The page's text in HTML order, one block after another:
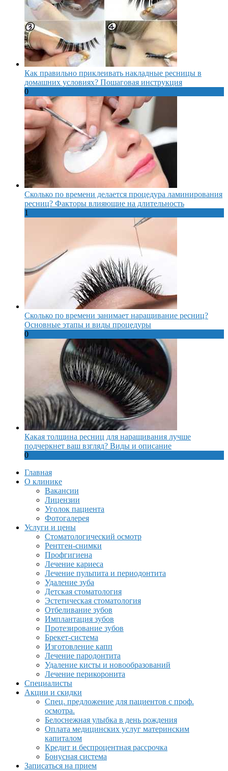
Как правильно приклеивать накладные ресницы в
домашних условиях? Пошаговая инструкция
0
Сколько по времени делается процедура ламинирования
ресниц? Факторы влияющие на длительность
1
Сколько по времени занимает наращивание ресниц?
Основные этапы и виды процедуры
0
Какая толщина ресниц для наращивания лучше
подчеркнет ваш взгляд? Виды и описание
0
Главная
О клинике
Вакансии
Лицензии
Уголок пациента
Фотогалерея
Услуги и цены
Стоматологический осмотр
Рентген-снимки
Профгигиена
Лечение кариеса
Лечение пульпита и периодонтита
Удаление зуба
Детская стоматология
Эстетическая стоматология
Отбеливание зубов
Имплантация зубов
Протезирование зубов
Брекет-система
Изготовление капп
Лечение пародонтита
Удаление кисты и новообразований
Лечение перикоронита
Специалисты
Акции и скидки
Спец. предложение для пациентов с проф.
осмотра.
Белоснежная улыбка в день рождения
Оплата медицинских услуг материнским
капиталом
Кредит и беспроцентная рассрочка
Бонусная система
Записаться на прием